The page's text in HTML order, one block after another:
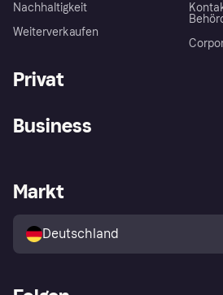
Nachhaltigkeit
Weiterverkaufen
Privat
Klarna App
Shops entdecken
Käuferschutzrichtlinie
Dein
Business
Händlerportal
Markt
Deutschland